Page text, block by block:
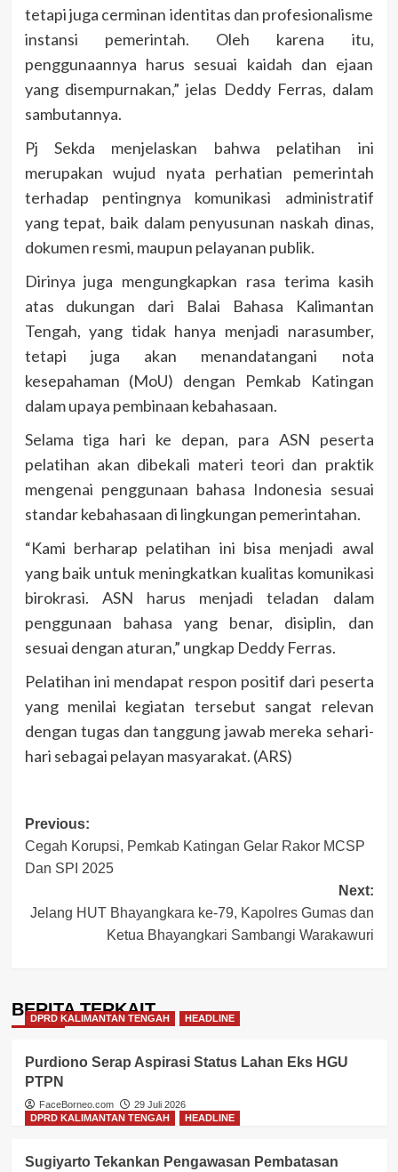
tetapi juga cerminan identitas dan profesionalisme
instansi pemerintah. Oleh karena itu,
penggunaannya harus sesuai kaidah dan ejaan
yang disempurnakan,” jelas Deddy Ferras, dalam
sambutannya.
Pj Sekda menjelaskan bahwa pelatihan ini
merupakan wujud nyata perhatian pemerintah
terhadap pentingnya komunikasi administratif
yang tepat, baik dalam penyusunan naskah dinas,
dokumen resmi, maupun pelayanan publik.
Dirinya juga mengungkapkan rasa terima kasih
atas dukungan dari Balai Bahasa Kalimantan
Tengah, yang tidak hanya menjadi narasumber,
tetapi juga akan menandatangani nota
kesepahaman (MoU) dengan Pemkab Katingan
dalam upaya pembinaan kebahasaan.
Selama tiga hari ke depan, para ASN peserta
pelatihan akan dibekali materi teori dan praktik
mengenai penggunaan bahasa Indonesia sesuai
standar kebahasaan di lingkungan pemerintahan.
“Kami berharap pelatihan ini bisa menjadi awal
yang baik untuk meningkatkan kualitas komunikasi
birokrasi. ASN harus menjadi teladan dalam
penggunaan bahasa yang benar, disiplin, dan
sesuai dengan aturan,” ungkap Deddy Ferras.
Pelatihan ini mendapat respon positif dari peserta
yang menilai kegiatan tersebut sangat relevan
dengan tugas dan tanggung jawab mereka sehari-
hari sebagai pelayan masyarakat. (ARS)
Post
navigation
Previous:
Cegah Korupsi, Pemkab Katingan Gelar Rakor MCSP
Dan SPI 2025
Next:
Jelang HUT Bhayangkara ke-79, Kapolres Gumas dan
Ketua Bhayangkari Sambangi Warakawuri
BERITA TERKAIT
DPRD KALIMANTAN TENGAH HEADLINE
Purdiono Serap Aspirasi Status Lahan Eks HGU
PTPN
FaceBorneo.com
29 Juli 2026
DPRD KALIMANTAN TENGAH
HEADLINE
Sugiyarto Tekankan Pengawasan Pembatasan